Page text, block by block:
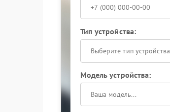
Тип устройства:
Выберите тип устройства
Модель устройства: